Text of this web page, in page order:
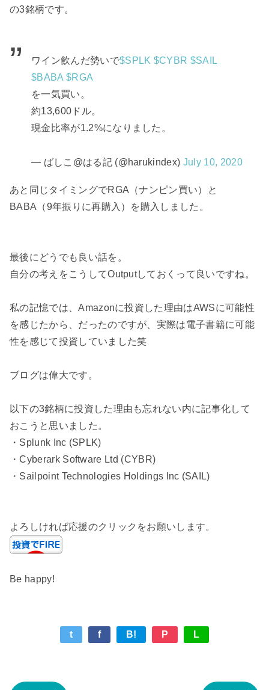
の3銘柄です。
ワイン飲んだ勢いで$SPLK $CYBR $SAIL
$BABA $RGA
を一気買い。
約13,600ドル。
現金比率が1.2%になりました。
— ばしこ@はる記 (@harukindex) July 10, 2020
あと同じタイミングでRGA（ナンピン買い）と
BABA（9年振りに再購入）を購入しました。
最後にどうでも良い話を。
自分の考えをこうしてOutputしておくって良いですね。
私の記憶では、Amazonに投資した理由はAWSに可能性
を感じたから、だったのですが、実際は電子書籍に可能
性を感じて投資していました笑
ブログは偉大です。
以下の3銘柄に投資した理由も忘れない内に記事化して
おこうと思いました。
・Splunk Inc (SPLK)
・Cyberark Software Ltd (CYBR)
・Sailpoint Technologies Holdings Inc (SAIL)
よろしければ応援のクリックをお願いします。
Be happy!
t f B! P L